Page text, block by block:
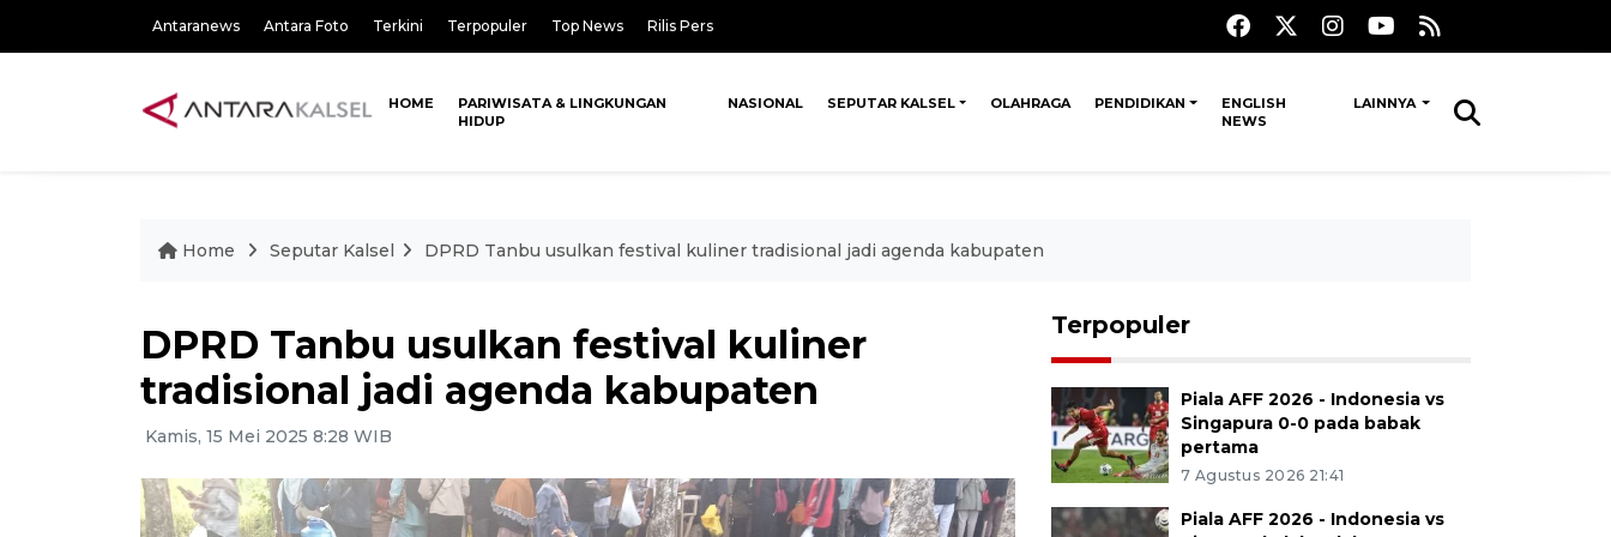
Antaranews Antara Foto Terkini Terpopuler Top News Rilis Pers
HOME
PARIWISATA & LINGKUNGAN
HIDUP
NASIONAL SEPUTAR KALSEL OLAHRAGA PENDIDIKAN
ENGLISH
NEWS
LAINNYA
Home Seputar Kalsel DPRD Tanbu usulkan festival kuliner tradisional jadi agenda kabupaten
DPRD Tanbu usulkan festival kuliner
tradisional jadi agenda kabupaten
Kamis, 15 Mei 2025 8:28 WIB
Terpopuler
Piala AFF 2026 - Indonesia vs
Singapura 0-0 pada babak
pertama
7 Agustus 2026 21:41
Piala AFF 2026 - Indonesia vs